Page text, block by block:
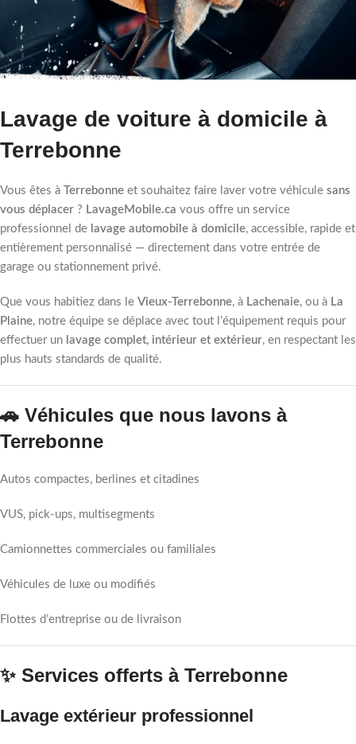
Lavage de voiture à domicile à
Terrebonne
Vous êtes à Terrebonne et souhaitez faire laver votre véhicule sans
vous déplacer ? LavageMobile.ca vous offre un service
professionnel de lavage automobile à domicile, accessible, rapide et
entièrement personnalisé — directement dans votre entrée de
garage ou stationnement privé.
Que vous habitiez dans le Vieux-Terrebonne, à Lachenaie, ou à La
Plaine, notre équipe se déplace avec tout l’équipement requis pour
effectuer un lavage complet, intérieur et extérieur, en respectant les
plus hauts standards de qualité.
🚗 Véhicules que nous lavons à
Terrebonne
Autos compactes, berlines et citadines
VUS, pick-ups, multisegments
Camionnettes commerciales ou familiales
Véhicules de luxe ou modifiés
Flottes d’entreprise ou de livraison
✨ Services offerts à Terrebonne
Lavage extérieur professionnel